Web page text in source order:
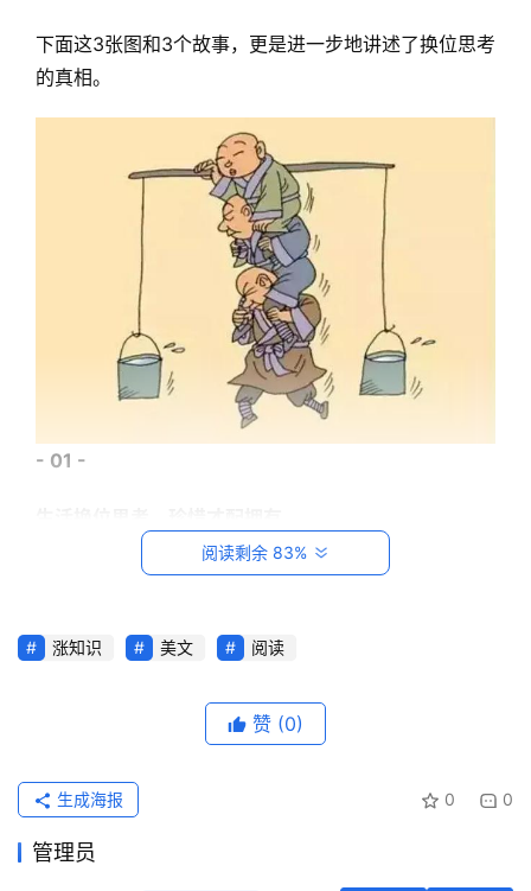
首
日
一
读
下面这3张图和3个故事，更是进一步地讲述了换位思考
的真相。
- 01 -
一头猪、一只绵羊和一头奶牛，被牧人关在同一个畜栏
号叫，强烈地反抗。
绵羊和奶牛讨厌它的号叫，于是就说道：“我们经常被
牧人捉去，都没像你这样大呼小叫的。”
猪听了回应道：“捉你们和捉我完全是两回事，他捉你
们，只是分你们的毛和乳汁，但是捉住我，却是要我的
命啊！”
阅读剩余 83%
涨知识 美文 阅读
赞 (0)
0 0
生成海报
管理员